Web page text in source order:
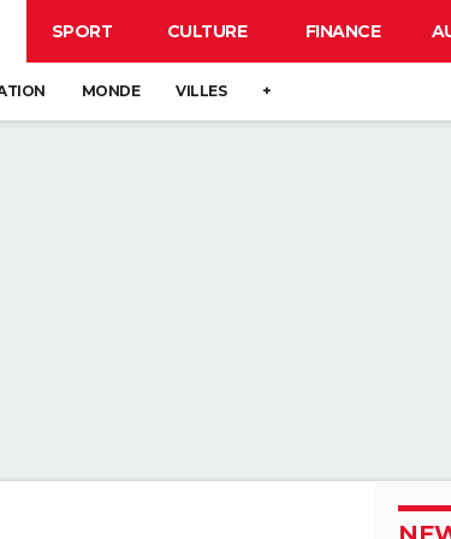
SPORT CULTURE FINANCE
MONDE VILLES +